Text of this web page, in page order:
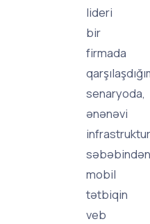
lideri
bir
firmada
senaryoda,
ənənəvi
infrastruktur
səbəbindən
mobil
tətbiqin
veb